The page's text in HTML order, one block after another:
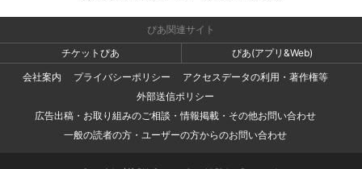
ぴあ関連サイト
チケットぴあ
ぴあ(アプリ&Web)
会社案内
プライバシーポリシー
アクセスデータの利用・著作権等
外部送信ポリシー
広告出稿・お取り組みのご相談・情報掲載・その他お問い合わせ
一般の読者の方・ユーザーの方からのお問い合わせ